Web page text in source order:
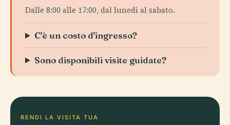
Dalle 8:00 alle 17:00, dal lunedì al sabato.
C'è un costo d'ingresso?
Sono disponibili visite guidate?
RENDI LA VISITA TUA